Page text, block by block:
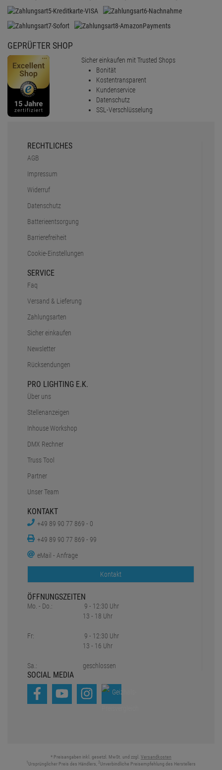
GEPRÜFTER SHOP
Sicher einkaufen mit Trusted Shops
Bonität
Kostentransparent
Kundenservice
Datenschutz
SSL-Verschlüsselung
RECHTLICHES
AGB
Impressum
Widerruf
Datenschutz
Batterieentsorgung
Barrierefreiheit
Cookie-Einstellungen
SERVICE
Faq
Versand & Lieferung
Zahlungsarten
Sicher einkaufen
Newsletter
Rücksendungen
PRO LIGHTING E.K.
Über uns
Stellenanzeigen
Inhouse Workshop
DMX Rechner
Truss Tool
Partner
Unser Team
KONTAKT
+49 89 90 77 869 - 0
+49 89 90 77 869 - 99
eMail - Anfrage
Kontakt
ÖFFNUNGSZEITEN
Mo. - Do.:
Fr:
Sa.:
9 - 12:30 Uhr
13 - 18 Uhr
9 - 12:30 Uhr
13 - 16 Uhr
geschlossen
SOCIAL MEDIA
* Preisangaben inkl. gesetzl. MwSt. und zzgl. Versandkosten
Ursprünglicher Preis des Händlers, 2 Unverbindliche Preisempfehlung des Herstellers